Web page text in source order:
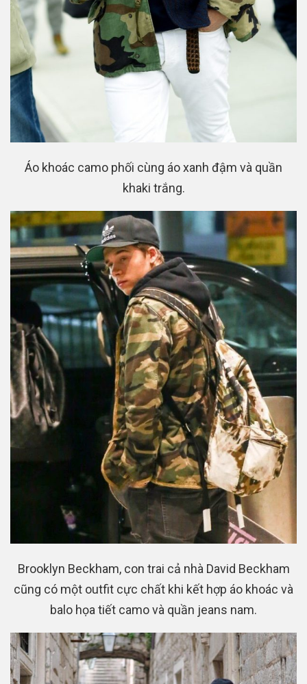
Áo khoác camo phối cùng áo xanh đậm và quần
khaki trắng.
Brooklyn Beckham, con trai cả nhà David Beckham
cũng có một outfit cực chất khi kết hợp áo khoác và
balo họa tiết camo và quần jeans nam.